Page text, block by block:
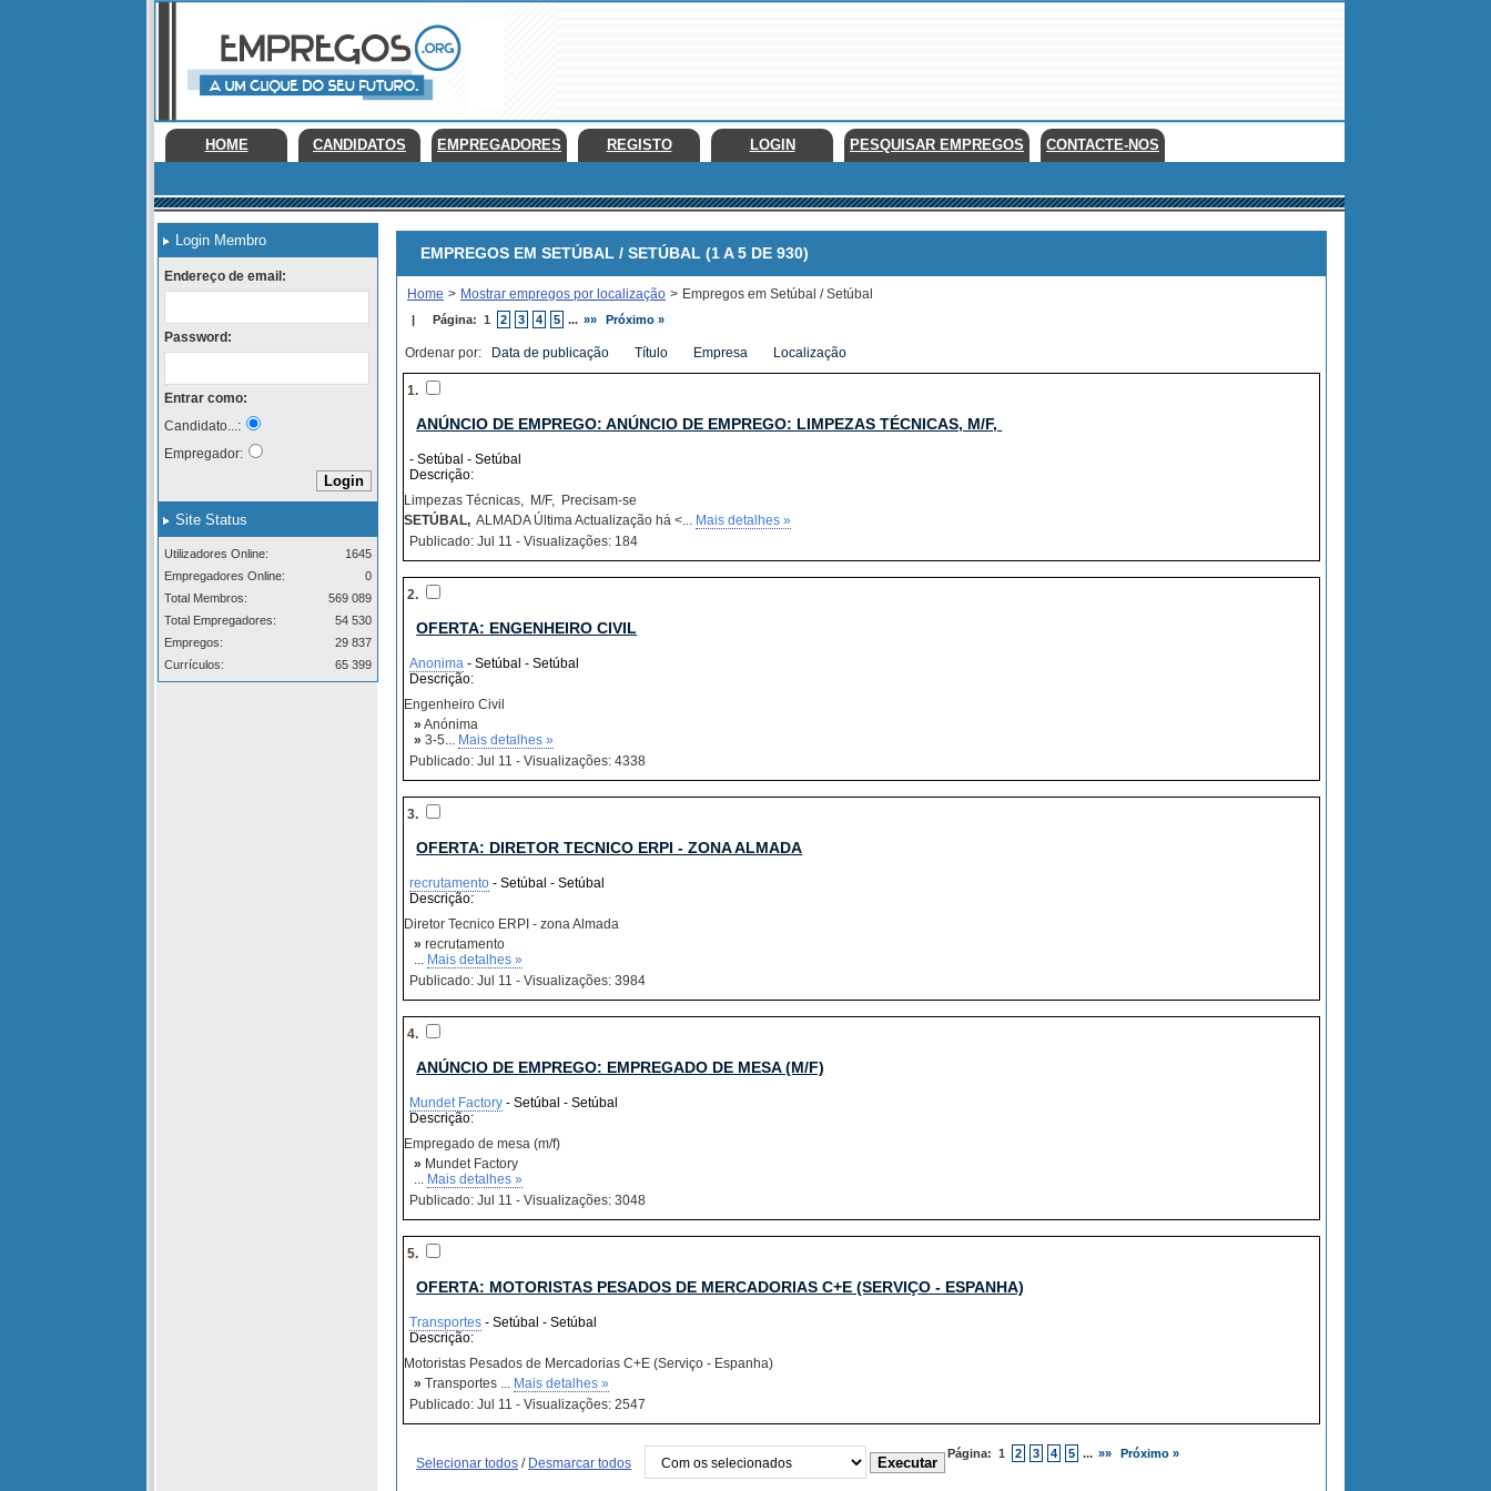
HOME CANDIDATOS EMPREGADORES REGISTO LOGIN PESQUISAR EMPREGOS CONTACTE-NOS
Login Membro
Endereço de email:
Password:
Entrar como:
Candidato...:
Empregador:
Site Status
Utilizadores Online:
1645
Empregadores Online:
0
Total Membros:
569 089
Total Empregadores:
54 530
Empregos:
29 837
Currículos:
65 399
EMPREGOS EM SETÚBAL / SETÚBAL (1 A 5 DE 930)
Home > Mostrar empregos por localização > Empregos em Setúbal / Setúbal
| Página: 1 2 3 4 5 ... »» Próximo »
Ordenar por: Data de publicação Título Empresa Localização
1.
ANÚNCIO DE EMPREGO: ANÚNCIO DE EMPREGO: LIMPEZAS TÉCNICAS, M/F,
- Setúbal - Setúbal
Descrição:
Limpezas Técnicas, M/F, Precisam-se
SETÚBAL, ALMADA Última Actualização há <... Mais detalhes »
Publicado: Jul 11 - Visualizações: 184
2.
OFERTA: ENGENHEIRO CIVIL
Anonima - Setúbal - Setúbal
Descrição:
Engenheiro Civil
» Anónima
» 3-5... Mais detalhes »
Publicado: Jul 11 - Visualizações: 4338
3.
OFERTA: DIRETOR TECNICO ERPI - ZONA ALMADA
recrutamento - Setúbal - Setúbal
Descrição:
Diretor Tecnico ERPI - zona Almada
» recrutamento
... Mais detalhes »
Publicado: Jul 11 - Visualizações: 3984
4.
ANÚNCIO DE EMPREGO: EMPREGADO DE MESA (M/F)
Mundet Factory - Setúbal - Setúbal
Descrição:
Empregado de mesa (m/f)
» Mundet Factory
... Mais detalhes »
Publicado: Jul 11 - Visualizações: 3048
5.
OFERTA: MOTORISTAS PESADOS DE MERCADORIAS C+E (SERVIÇO - ESPANHA)
Transportes - Setúbal - Setúbal
Descrição:
Motoristas Pesados de Mercadorias C+E (Serviço - Espanha)
» Transportes ... Mais detalhes »
Publicado: Jul 11 - Visualizações: 2547
Selecionar todos / Desmarcar todos
Página: 1 2 3 4 5 ... »» Próximo »